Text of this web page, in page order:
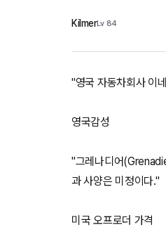
KilmerLv 84
"영국 자동차회사 이
영국감성
"그레나디어
과 사양은 미정이다."
미국 오프로더 가격